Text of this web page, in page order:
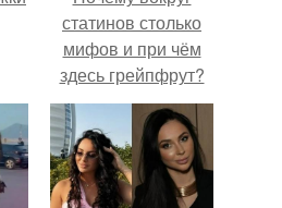
статинов столько
мифов и при чём
здесь грейпфрут?